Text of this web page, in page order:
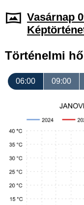
Vasárnap
Történelmi
06:00 09:00